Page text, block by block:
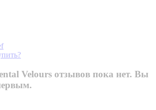
Velours отзывов пока нет. Вы